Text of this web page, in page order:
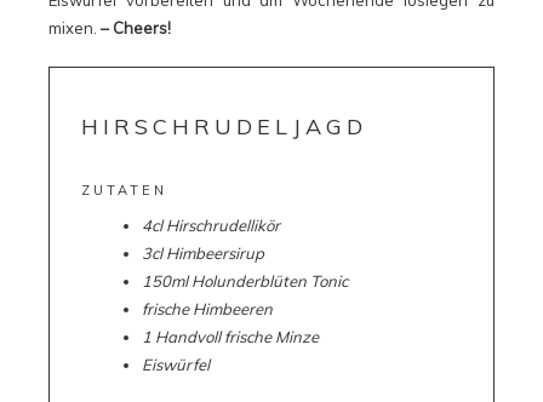
mixen. – Cheers!
HIRSCHRUDELJAGD
ZUTATEN
4cl Hirschrudellikör
3cl Himbeersirup
150ml Holunderblüten Tonic
frische Himbeeren
1 Handvoll frische Minze
Eiswürfel